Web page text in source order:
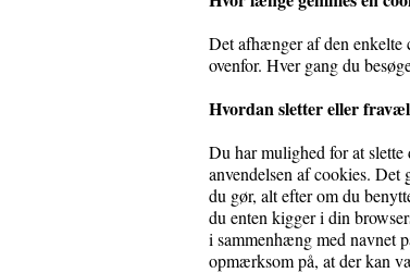
Det afhænger af den enkelte
ovenfor. Hver gang du
Hvordan sletter eller
Du har mulighed for at
anvendelsen af cookies.
du gør, alt efter om du
du enten kigger i din
i sammenhæng med navnet
opmærksom på, at der kan